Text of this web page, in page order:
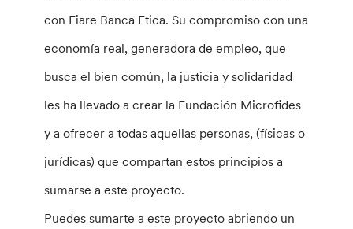
con Fiare Banca Etica. Su compromiso con una
economía real, generadora de empleo, que
busca el bien común, la justicia y solidaridad
les ha llevado a crear la Fundación Microfides
y a ofrecer a todas aquellas personas, (físicas o
jurídicas) que compartan estos principios a
sumarse a este proyecto.
Puedes sumarte a este proyecto abriendo un